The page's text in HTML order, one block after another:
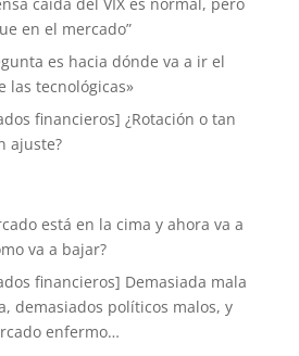
en el mercado”
es hacia dónde va a ir el
las tecnológicas»
financieros] ¿Rotación o tan
ajuste?
está en la cima y ahora va a
va a bajar?
financieros] Demasiada mala
demasiados políticos malos, y
enfermo…